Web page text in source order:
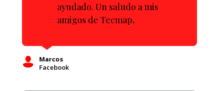
ayudado. Un saludo a mis
amigos de Tecmap.
Marcos
Facebook